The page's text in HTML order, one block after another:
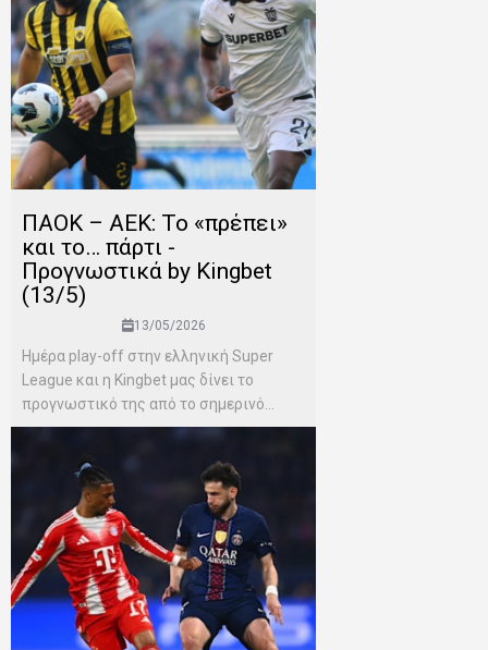
ΠΑΟΚ – ΑΕΚ: Το «πρέπει»
και το… πάρτι -
Προγνωστικά by Kingbet
(13/5)
13/05/2026
Ημέρα play-off στην ελληνική Super
League και η Kingbet μας δίνει το
προγνωστικό της από το σημερινό...